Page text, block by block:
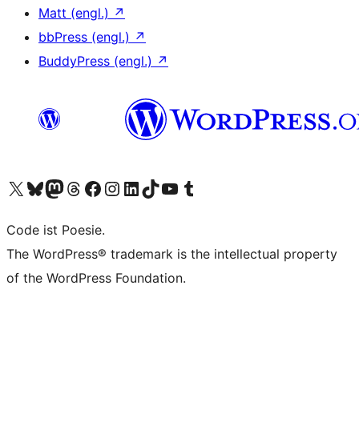
Matt (engl.) ↗
bbPress (engl.) ↗
BuddyPress (engl.) ↗
Unser X-Konto (früher Twitter) besuchen
Unser Bluesky-Konto besuchen
Unser Mastodon-Konto besuchen
Unser Threads-Konto besuchen
Unsere Facebook-Seite besuchen
Unser Instagram-Konto besuchen
Unser LinkedIn-Konto besuchen
Unser TikTok-Konto besuchen
Unseren YouTube-Kanal besuchen
Unser Tumblr-Konto besuchen
Code ist Poesie.
The WordPress® trademark is the intellectual property
of the WordPress Foundation.